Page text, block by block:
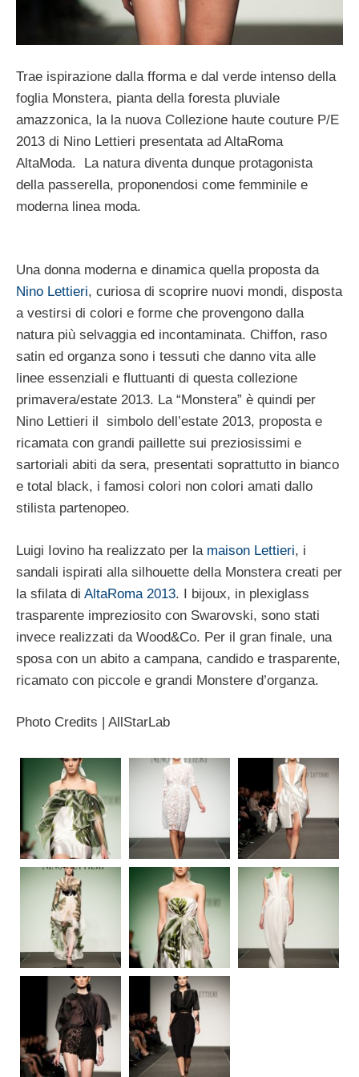
Trae ispirazione dalla fforma e dal verde intenso della
foglia Monstera, pianta della foresta pluviale
amazzonica, la la nuova Collezione haute couture P/E
2013 di Nino Lettieri presentata ad AltaRoma
AltaModa. La natura diventa dunque protagonista
della passerella, proponendosi come femminile e
moderna linea moda.
Una donna moderna e dinamica quella proposta da
Nino Lettieri, curiosa di scoprire nuovi mondi, disposta
a vestirsi di colori e forme che provengono dalla
natura più selvaggia ed incontaminata. Chiffon, raso
satin ed organza sono i tessuti che danno vita alle
linee essenziali e fluttuanti di questa collezione
primavera/estate 2013. La “Monstera” è quindi per
Nino Lettieri il simbolo dell’estate 2013, proposta e
ricamata con grandi paillette sui preziosissimi e
sartoriali abiti da sera, presentati soprattutto in bianco
e total black, i famosi colori non colori amati dallo
stilista partenopeo.
Luigi Iovino ha realizzato per la maison Lettieri, i
sandali ispirati alla silhouette della Monstera creati per
la sfilata di AltaRoma 2013. I bijoux, in plexiglass
trasparente impreziosito con Swarovski, sono stati
invece realizzati da Wood&Co. Per il gran finale, una
sposa con un abito a campana, candido e trasparente,
ricamato con piccole e grandi Monstere d’organza.
Photo Credits | AllStarLab